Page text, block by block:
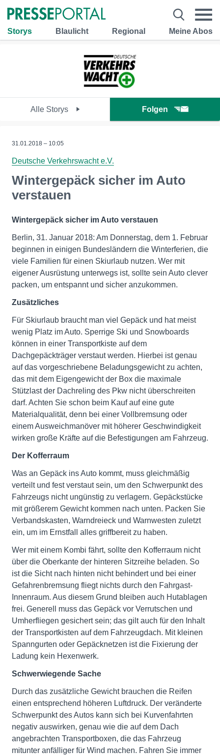
Storys Blaulicht Regional Meine Abos
Alle Storys Folgen
31.01.2018 – 10:05
Deutsche Verkehrswacht e.V.
Wintergepäck sicher im Auto
verstauen
Wintergepäck sicher im Auto verstauen
Berlin, 31. Januar 2018: Am Donnerstag, dem 1. Februar
beginnen in einigen Bundesländern die Winterferien, die
viele Familien für einen Skiurlaub nutzen. Wer mit
eigener Ausrüstung unterwegs ist, sollte sein Auto clever
packen, um entspannt und sicher anzukommen.
Zusätzliches
Für Skiurlaub braucht man viel Gepäck und hat meist
wenig Platz im Auto. Sperrige Ski und Snowboards
können in einer Transportkiste auf dem
Dachgepäckträger verstaut werden. Hierbei ist genau
auf das vorgeschriebene Beladungsgewicht zu achten,
das mit dem Eigengewicht der Box die maximale
Stützlast der Dachreling des Pkw nicht überschreiten
darf. Achten Sie schon beim Kauf auf eine gute
Materialqualität, denn bei einer Vollbremsung oder
einem Ausweichmanöver mit höherer Geschwindigkeit
wirken große Kräfte auf die Befestigungen am Fahrzeug.
Der Kofferraum
Was an Gepäck ins Auto kommt, muss gleichmäßig
verteilt und fest verstaut sein, um den Schwerpunkt des
Fahrzeugs nicht ungünstig zu verlagern. Gepäckstücke
mit größerem Gewicht kommen nach unten. Packen Sie
Verbandskasten, Warndreieck und Warnwesten zuletzt
ein, um im Ernstfall alles griffbereit zu haben.
Wer mit einem Kombi fährt, sollte den Kofferraum nicht
über die Oberkante der hinteren Sitzreihe beladen. So
ist die Sicht nach hinten nicht behindert und bei einer
Gefahrenbremsung fliegt nichts durch den Fahrgast-
Innenraum. Aus diesem Grund bleiben auch Hutablagen
frei. Generell muss das Gepäck vor Verrutschen und
Umherfliegen gesichert sein; das gilt auch für den Inhalt
der Transportkisten auf dem Fahrzeugdach. Mit kleinen
Spanngurten oder Gepäcknetzen ist die Fixierung der
Ladung kein Hexenwerk.
Schwerwiegende Sache
Durch das zusätzliche Gewicht brauchen die Reifen
einen entsprechend höheren Luftdruck. Der veränderte
Schwerpunkt des Autos kann sich bei Kurvenfahrten
negativ auswirken, genau wie die auf dem Dach
angebrachten Transportboxen, die das Fahrzeug
mitunter anfälliger für Wind machen. Fahren Sie immer